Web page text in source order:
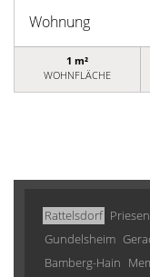
Wohnung
1 m²
WOHNFLÄCHE
Rattelsdorf
Gundelsheim
Bamberg-Hain